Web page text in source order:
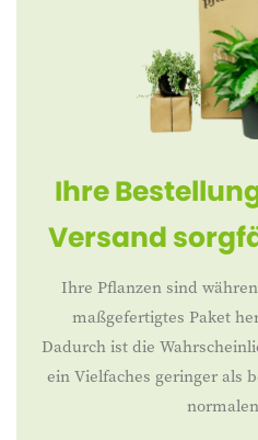
Ihre
Versand
Ihre Pflanzen sind
maßgefertigtes Paket
Dadurch ist die
ein Vielfaches geringer als